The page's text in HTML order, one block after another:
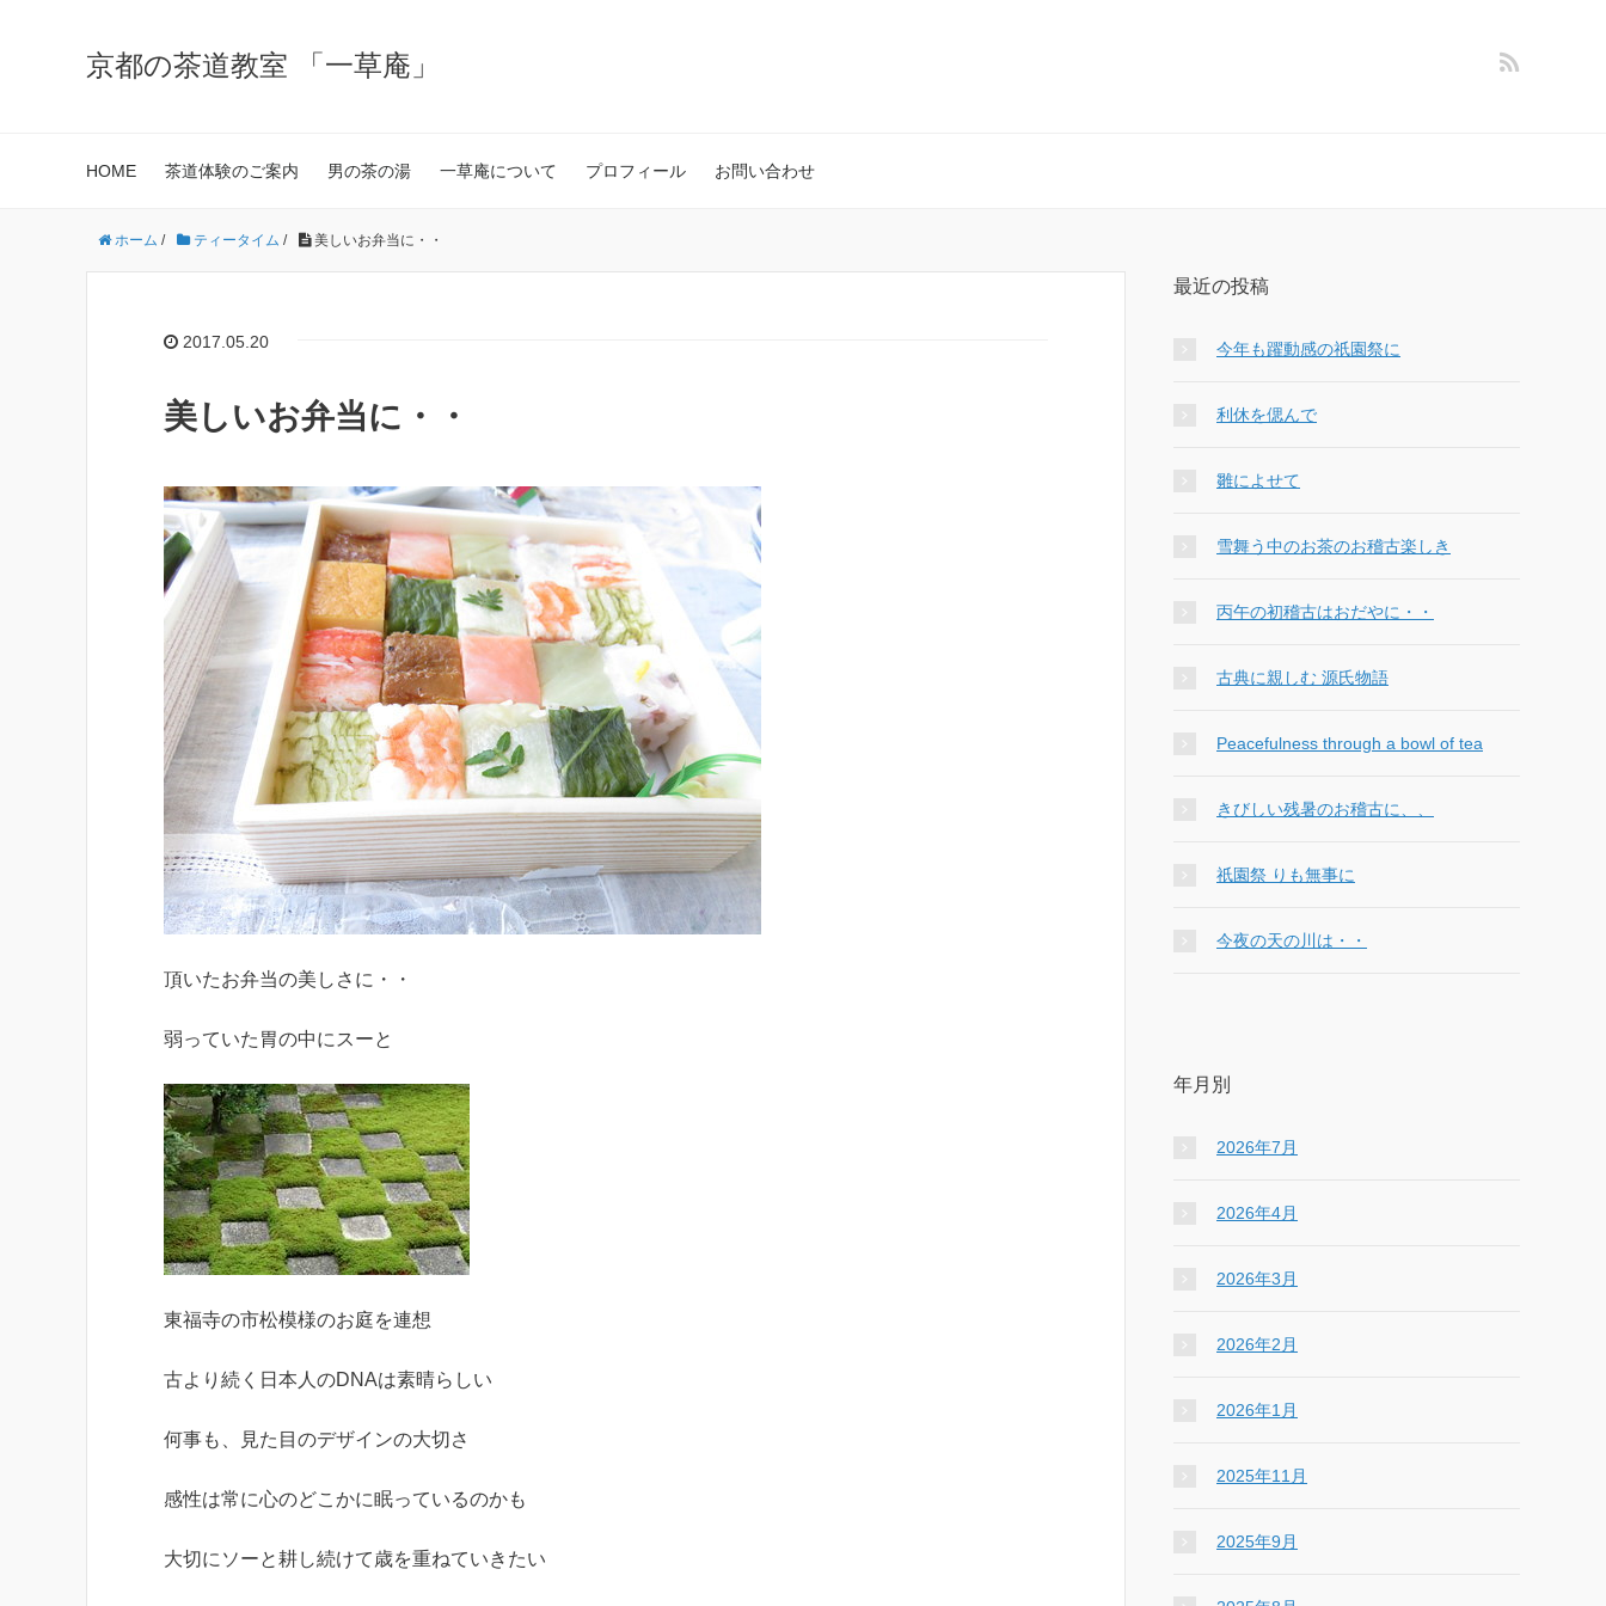
京都の茶道教室 「一草庵」
HOME 茶道体験のご案内 男の茶の湯 一草庵について プロフィール お問い合わせ
ホーム / ティータイム / 美しいお弁当に・・
2017.05.20
美しいお弁当に・・
頂いたお弁当の美しさに・・
弱っていた胃の中にスーと
東福寺の市松模様のお庭を連想
古より続く日本人のDNAは素晴らしい
何事も、見た目のデザインの大切さ
感性は常に心のどこかに眠っているのかも
大切にソーと耕し続けて歳を重ねていきたい
最近の投稿
今年も躍動感の祇園祭に
利休を偲んで
雛によせて
雪舞う中のお茶のお稽古楽しき
丙午の初稽古はおだやに・・
古典に親しむ 源氏物語
Peacefulness through a bowl of tea
きびしい残暑のお稽古に、、
祇園祭 りも無事に
今夜の天の川は・・
年月別
2026年7月
2026年4月
2026年3月
2026年2月
2026年1月
2025年11月
2025年9月